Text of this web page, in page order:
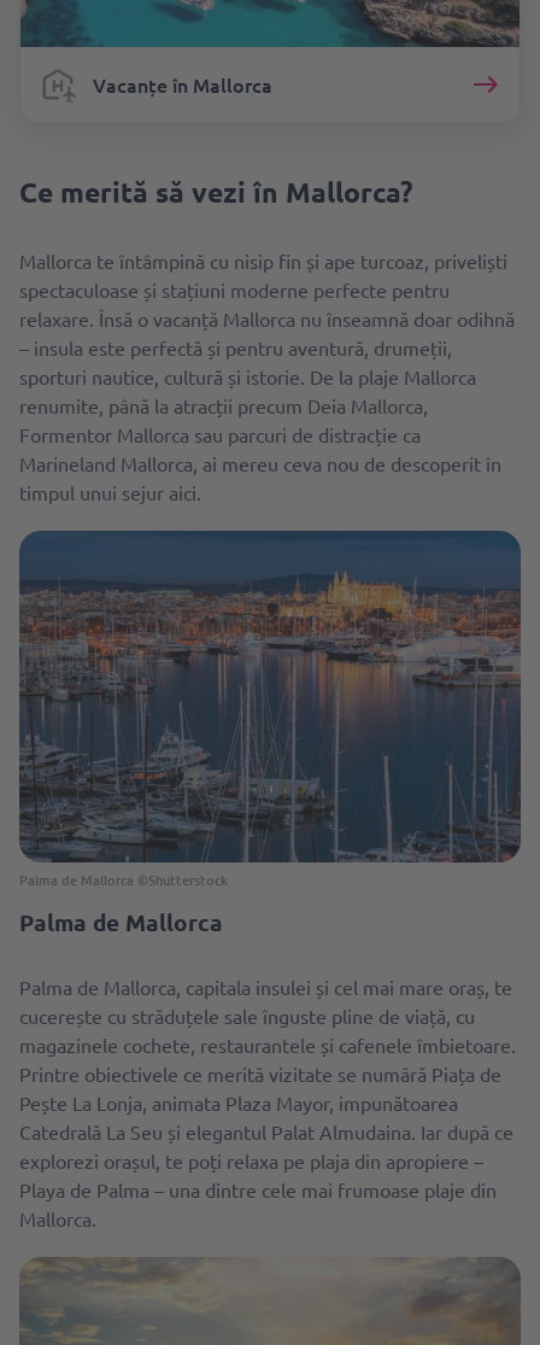
Vacanțe în Mallorca
Ce merită să vezi în Mallorca?
Mallorca te întâmpină cu nisip fin și ape turcoaz, priveliști
spectaculoase și stațiuni moderne perfecte pentru
relaxare. Însă o vacanță Mallorca nu înseamnă doar odihnă
– insula este perfectă și pentru aventură, drumeții,
sporturi nautice, cultură și istorie. De la plaje Mallorca
renumite, până la atracții precum Deia Mallorca,
Formentor Mallorca sau parcuri de distracție ca
Marineland Mallorca, ai mereu ceva nou de descoperit în
timpul unui sejur aici.
Palma de Mallorca ©Shutterstock
Palma de Mallorca
Palma de Mallorca, capitala insulei și cel mai mare oraș, te
cucerește cu străduțele sale înguste pline de viață, cu
magazinele cochete, restaurantele și cafenele îmbietoare.
Printre obiectivele ce merită vizitate se numără Piața de
Pește La Lonja, animata Plaza Mayor, impunătoarea
Catedrală La Seu și elegantul Palat Almudaina. Iar după ce
explorezi orașul, te poți relaxa pe plaja din apropiere –
Playa de Palma – una dintre cele mai frumoase plaje din
Mallorca.